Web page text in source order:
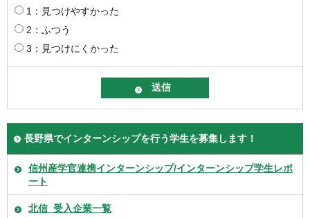
1：見つけやすかった
2：ふつう
3：見つけにくかった
長野県でインターンシップを行う学生を募集します！
信州産学官連携インターンシップ/インターンシップ学生レポ
ート
北信_受入企業一覧